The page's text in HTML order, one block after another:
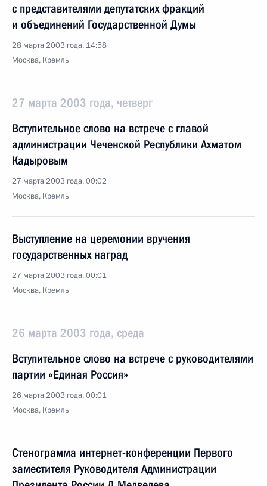
с представителями депутатских фракций
и объединений Государственной Думы
28 марта 2003 года, 14:58
Москва, Кремль
27 марта 2003 года, четверг
Вступительное слово на встрече с главой
администрации Чеченской Республики Ахматом
Кадыровым
27 марта 2003 года, 00:02
Москва, Кремль
Выступление на церемонии вручения
государственных наград
27 марта 2003 года, 00:01
Москва, Кремль
26 марта 2003 года, среда
Вступительное слово на встрече с руководителями
партии «Единая Россия»
26 марта 2003 года, 00:01
Москва, Кремль
Стенограмма интернет-конференции Первого
заместителя Руководителя Администрации